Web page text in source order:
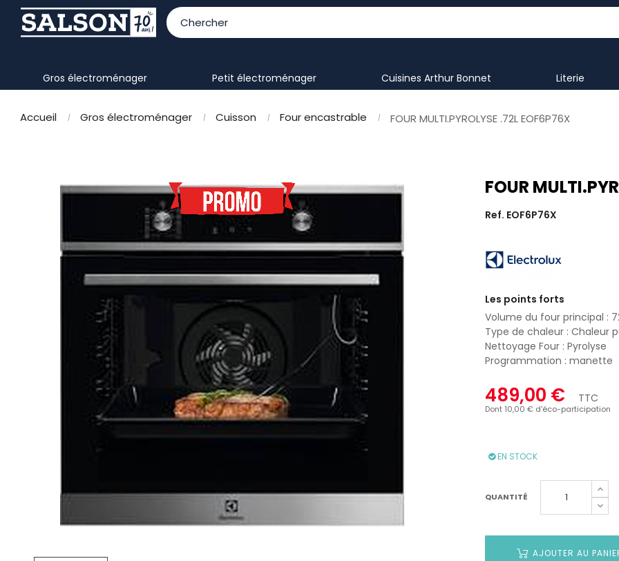
gros électroménager petit électroménager Cuisines Arthur Bonnet literie
Accueil Gros électroménager Cuisson Four encastrable FOUR MULTI.PYROLYSE .72L EOF6P76X
FOUR
Ref. EOF6P76X
Les points forts
Volume du four principal :
Type de chaleur : Chaleur
Nettoyage Four : Pyrolyse
Programmation : manette
489,00 € TTC
Dont 10,00 € d'éco-participation
EN STOCK
QUANTITÉ
AJOUTER AU